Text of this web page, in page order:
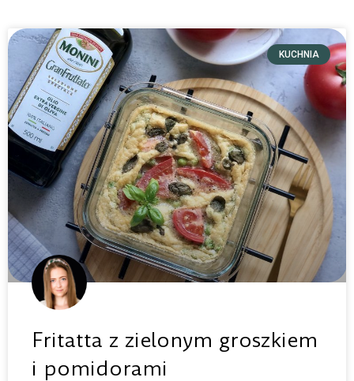
KUCHNIA
Fritatta z zielonym groszkiem
i pomidorami